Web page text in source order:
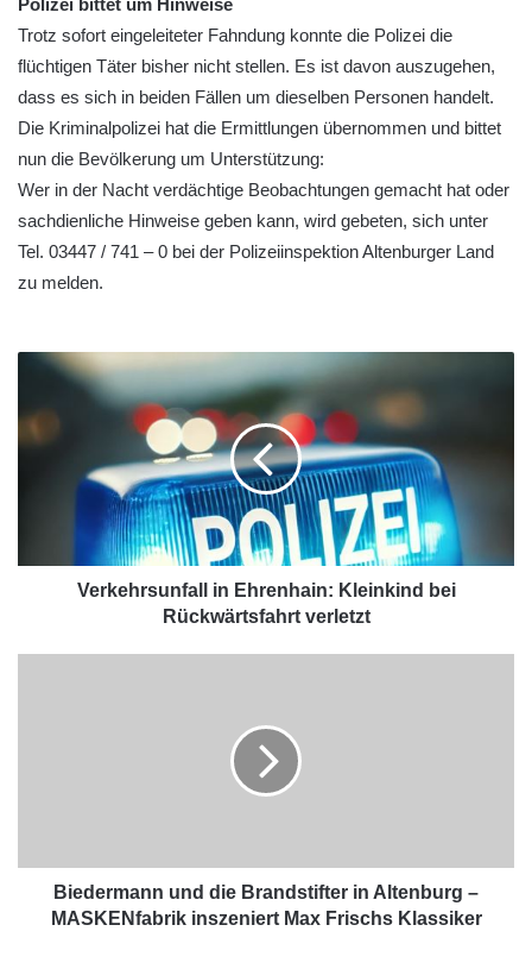
Polizei bittet um Hinweise
Trotz sofort eingeleiteter Fahndung konnte die Polizei die
flüchtigen Täter bisher nicht stellen. Es ist davon auszugehen,
dass es sich in beiden Fällen um dieselben Personen handelt.
Die Kriminalpolizei hat die Ermittlungen übernommen und bittet
nun die Bevölkerung um Unterstützung:
Wer in der Nacht verdächtige Beobachtungen gemacht hat oder
sachdienliche Hinweise geben kann, wird gebeten, sich unter
Tel. 03447 / 741 – 0 bei der Polizeiinspektion Altenburger Land
zu melden.
Verkehrsunfall in Ehrenhain: Kleinkind bei
Rückwärtsfahrt verletzt
Biedermann und die Brandstifter in Altenburg –
MASKENfabrik inszeniert Max Frischs Klassiker